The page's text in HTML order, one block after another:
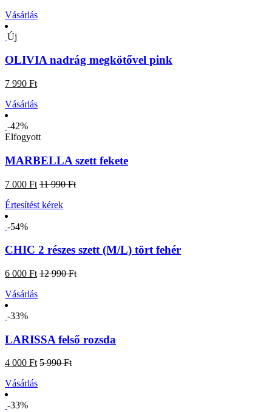
Vásárlás
Új
OLIVIA nadrág megkötővel pink
7 990 Ft
Vásárlás
-42%
Elfogyott
MARBELLA szett fekete
7 000 Ft 11 990 Ft
Értesítést kérek
-54%
CHIC 2 részes szett (M/L) tört fehér
6 000 Ft 12 990 Ft
Vásárlás
-33%
LARISSA felső rozsda
4 000 Ft 5 990 Ft
Vásárlás
-33%